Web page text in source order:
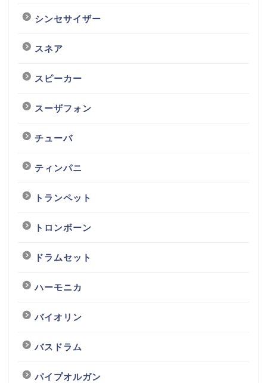
シンセサイザー
スネア
スピーカー
スーザフォン
チューバ
ティンパニ
トランペット
トロンボーン
ドラムセット
ハーモニカ
バイオリン
バスドラム
パイプオルガン